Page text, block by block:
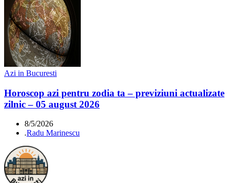
Azi in Bucuresti
Horoscop azi pentru zodia ta – previziuni actualizate
zilnic – 05 august 2026
8/5/2026
.Radu Marinescu